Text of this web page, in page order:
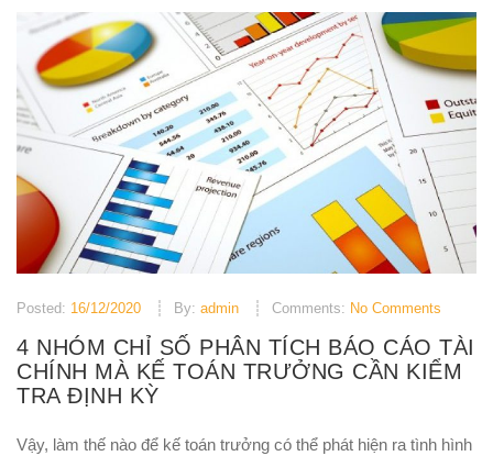
Posted: 16/12/2020 By: admin Comments: No Comments
4 NHÓM CHỈ SỐ PHÂN TÍCH BÁO CÁO TÀI
CHÍNH MÀ KẾ TOÁN TRƯỞNG CẦN KIỂM
TRA ĐỊNH KỲ
Vậy, làm thế nào để kế toán trưởng có thể phát hiện ra tình hình